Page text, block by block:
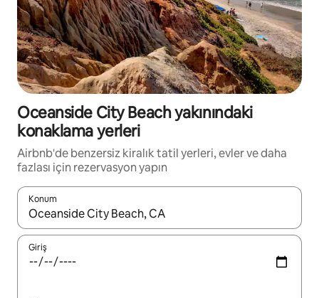
Oceanside City Beach yakınındaki
konaklama yerleri
Airbnb'de benzersiz kiralık tatil yerleri, evler ve daha
fazlası için rezervasyon yapın
Konum
Sonuçlar kullanılabilir olduğunda yukarı ve aşağı oklarıyla
Giriş